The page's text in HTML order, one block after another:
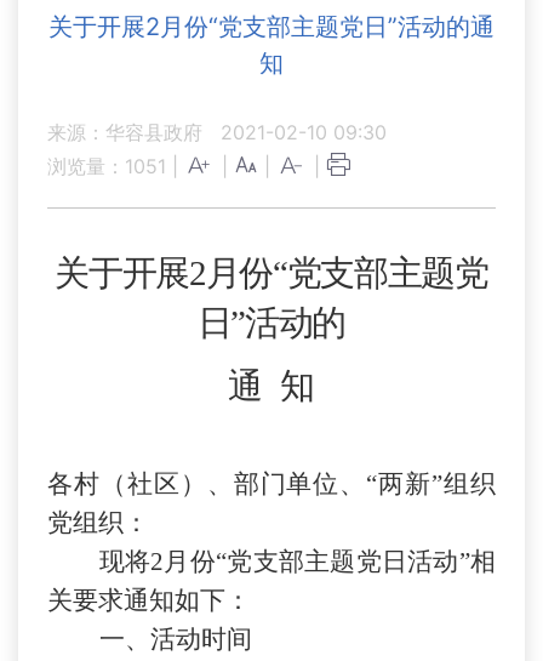
关于开展2月份“党支部主题党日”活动的通
知
来源：华容县政府
2021-02-10 09:30
浏览量： 1051
关于开展2月份“党支部主题党
日”活动的
通 知
各村（社区）、部门单位、 “两新”组织
党组织 ：
现将2月份“党支部主题党日活动”相
关要求通知如下：
一、 活动时间